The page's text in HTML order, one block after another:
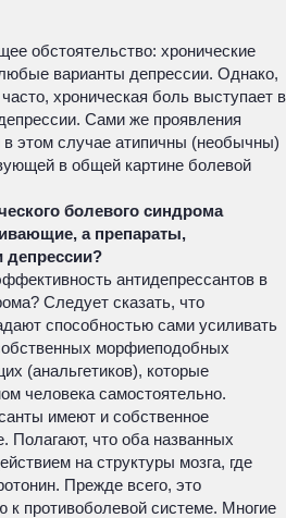
обстоятельство: хронические
варианты депрессии. Однако,
хроническая боль выступает в
Сами же проявления
этом случае атипичны (необычны)
в общей картине болевой
болевого синдрома
а препараты,
депрессии?
антидепрессантов в
Следует сказать, что
способностью сами усиливать
морфиеподобных
(анальгетиков), которые
человека самостоятельно.
имеют и собственное
Полагают, что оба названных
на структуры мозга, где
Прежде всего, это
к противоболевой системе. Многие